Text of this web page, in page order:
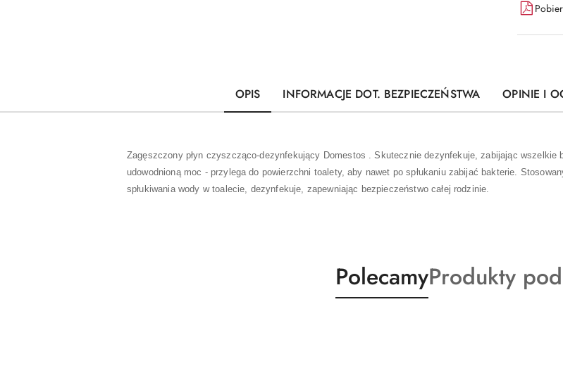
OPIS INFORMACJE DOT. BEZPIECZEŃSTWA OPINIE I
Zagęszczony płyn czyszcząco-dezynfekujący Domestos . Skutecznie dezynfekuje, zabijając
udowodnioną moc - przylega do powierzchni toalety, aby nawet po spłukaniu zabijać bakterie.
spłukiwania wody w toalecie, dezynfekuje, zapewniając bezpieczeństwo całej rodzinie.
Produkty
o
PolecamyProdukty
o
Produkty